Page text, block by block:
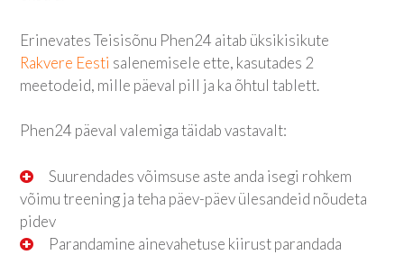
Erinevates Teisisõnu Phen24 aitab üksikisikute
Rakvere Eesti salenemisele ette, kasutades 2
meetodeid, mille päeval pill ja ka õhtul tablett.
Phen24 päeval valemiga täidab vastavalt:
Suurendades võimsuse aste anda isegi rohkem
võimu treening ja teha päev-päev ülesandeid nõudeta
pidev
Parandamine ainevahetuse kiirust parandada